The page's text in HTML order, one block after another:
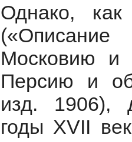
Однако,
Московию и
Персию и
изд. 1906),
годы XVII